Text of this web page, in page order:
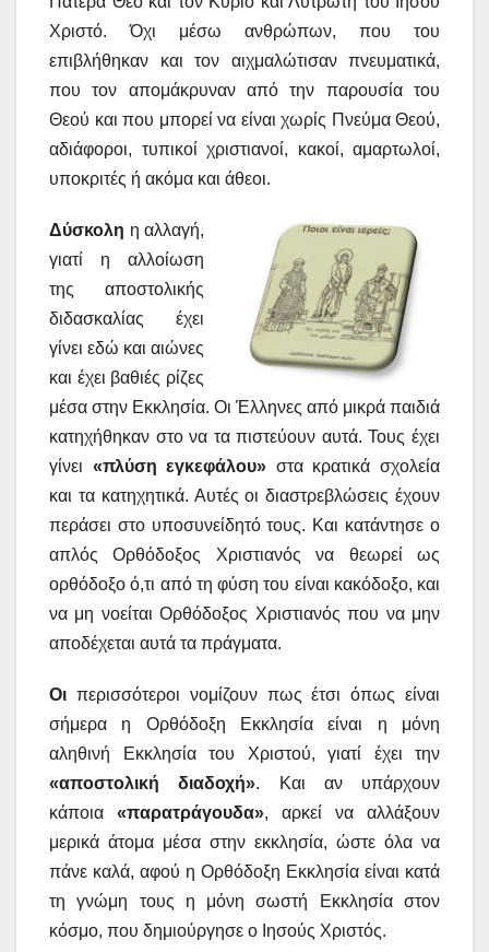
Χριστό. Όχι μέσω ανθρώπων, που του
επιβλήθηκαν και τον αιχμαλώτισαν πνευματικά,
που τον απομάκρυναν από την παρουσία του
Θεού και που μπορεί να είναι χωρίς Πνεύμα Θεού,
αδιάφοροι, τυπικοί χριστιανοί, κακοί, αμαρτωλοί,
υποκριτές ή ακόμα και άθεοι.
Δύσκολη η αλλαγή,
γιατί η αλλοίωση
της αποστολικής
διδασκαλίας έχει
γίνει εδώ και αιώνες
και έχει βαθιές ρίζες
μέσα στην Εκκλησία. Οι Έλληνες από μικρά παιδιά
κατηχήθηκαν στο να τα πιστεύουν αυτά. Τους έχει
γίνει «πλύση εγκεφάλου» στα κρατικά σχολεία
και τα κατηχητικά. Αυτές οι διαστρεβλώσεις έχουν
περάσει στο υποσυνείδητό τους. Και κατάντησε ο
απλός Ορθόδοξος Χριστιανός να θεωρεί ως
ορθόδοξο ό,τι από τη φύση του είναι κακόδοξο, και
να μη νοείται Ορθόδοξος Χριστιανός που να μην
αποδέχεται αυτά τα πράγματα.
Οι περισσότεροι νομίζουν πως έτσι όπως είναι
σήμερα η Ορθόδοξη Εκκλησία είναι η μόνη
αληθινή Εκκλησία του Χριστού, γιατί έχει την
«αποστολική διαδοχή». Και αν υπάρχουν
κάποια «παρατράγουδα», αρκεί να αλλάξουν
μερικά άτομα μέσα στην εκκλησία, ώστε όλα να
πάνε καλά, αφού η Ορθόδοξη Εκκλησία είναι κατά
τη γνώμη τους η μόνη σωστή Εκκλησία στον
κόσμο, που δημιούργησε ο Ιησούς Χριστός.